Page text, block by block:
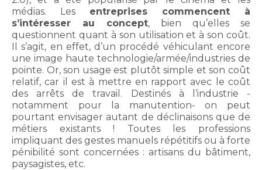
médias. Les entreprises commencent à
s’intéresser au concept, bien qu’elles se
questionnent quant à son utilisation et à son coût.
Il s’agit, en effet, d’un procédé véhiculant encore
une image haute technologie/armée/industries de
pointe. Or, son usage est plutôt simple et son coût
relatif, car il est à mettre en rapport avec le coût
des arrêts de travail. Destinés à l’industrie -
notamment pour la manutention- on peut
pourtant envisager autant de déclinaisons que de
métiers existants ! Toutes les professions
impliquant des gestes manuels répétitifs ou à forte
pénibilité sont concernées : artisans du bâtiment,
paysagistes, etc.